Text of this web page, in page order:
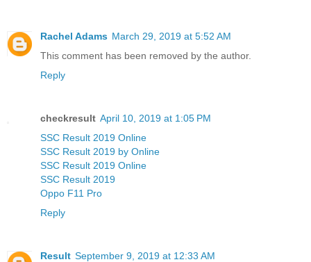
Rachel Adams March 29, 2019 at 5:52 AM
This comment has been removed by the author.
Reply
checkresult April 10, 2019 at 1:05 PM
SSC Result 2019 Online
SSC Result 2019 by Online
SSC Result 2019 Online
SSC Result 2019
Oppo F11 Pro
Reply
Result September 9, 2019 at 12:33 AM